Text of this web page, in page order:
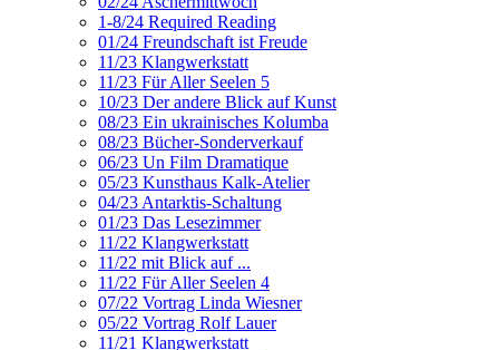
1-8/24 Required Reading
01/24 Freundschaft ist Freude
11/23 Klangwerkstatt
11/23 Für Aller Seelen 5
10/23 Der andere Blick auf Kunst
08/23 Ein ukrainisches Kolumba
08/23 Bücher-Sonderverkauf
06/23 Un Film Dramatique
05/23 Kunsthaus Kalk-Atelier
04/23 Antarktis-Schaltung
01/23 Das Lesezimmer
11/22 Klangwerkstatt
11/22 mit Blick auf ...
11/22 Für Aller Seelen 4
07/22 Vortrag Linda Wiesner
05/22 Vortrag Rolf Lauer
11/21 Klangwerkstatt